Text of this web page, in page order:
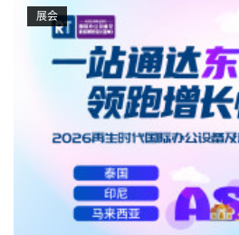
展会